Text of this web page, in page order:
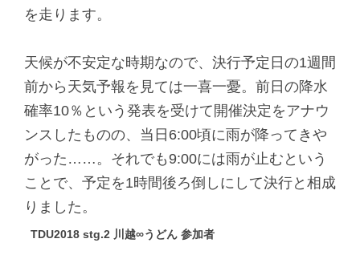
を走ります。
天候が不安定な時期なので、決行予定日の1週間
前から天気予報を見ては一喜一憂。前日の降水
確率10％という発表を受けて開催決定をアナウ
ンスしたものの、当日6:00頃に雨が降ってきや
がった……。それでも9:00には雨が止むという
ことで、予定を1時間後ろ倒しにして決行と相成
りました。
TDU2018 stg.2 川越∞うどん 参加者